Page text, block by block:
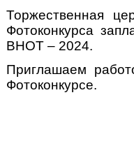
Торжественная
Фотоконкурса
ВНОТ – 2024.
Приглашаем
Фотоконкурсе.